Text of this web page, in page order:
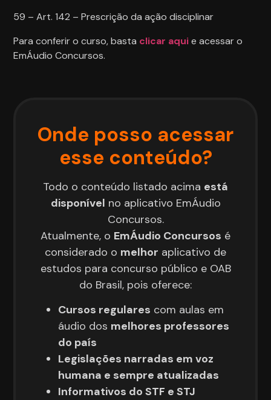
59 – Art. 142 – Prescrição da ação disciplinar
Para conferir o curso, basta clicar aquie acessar o
EmÁudio Concursos.
Onde posso acessar
esse conteúdo?
Todo o conteúdo listado acima está
disponível no aplicativo EmÁudio
Concursos.
Atualmente, o EmÁudio Concursos é
considerado o melhor aplicativo de
estudos para concurso público e OAB
do Brasil, pois oferece:
Cursos regulares com aulas em
áudio dos melhores professores
do país
Legislações narradas em voz
humana e sempre atualizadas
Informativos do STF e STJ